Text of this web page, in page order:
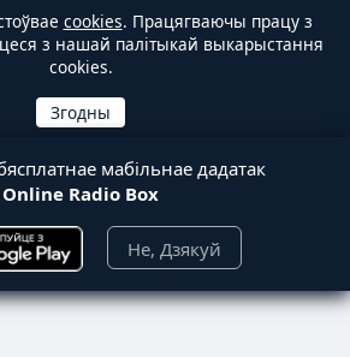
cookies. Працягваючы працу з
з нашай палітыкай выкарыстання
cookies.
мабільнае дадатак
Online Radio Box
Не, Дзякуй